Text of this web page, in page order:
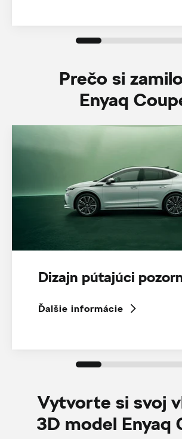
Prečo si
Enyaq
Dizajn pútajúci
Ďalšie informácie
Vytvorte si svoj
3D model Enyaq